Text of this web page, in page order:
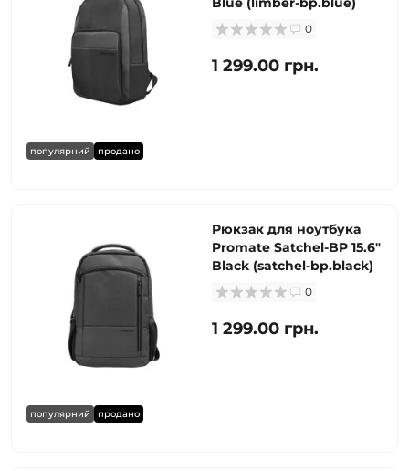
популярний продано
0
1 299.00 грн.
популярний продано
Рюкзак для ноутбука
Promate Satchel-BP 15.6"
Black (satchel-bp.black)
0
1 299.00 грн.